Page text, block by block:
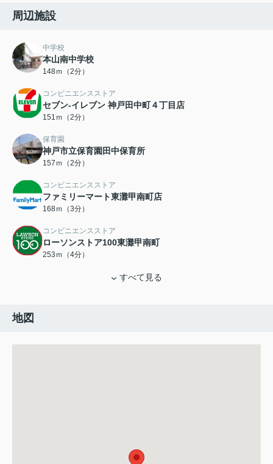
周辺施設
中学校
本山南中学校
148ｍ（2分）
コンビニエンスストア
セブン‐イレブン 神戸田中町４丁目店
151ｍ（2分）
保育園
神戸市立保育園田中保育所
157ｍ（2分）
コンビニエンスストア
ファミリーマート東灘甲南町店
168ｍ（3分）
コンビニエンスストア
ローソンストア100東灘甲南町
253ｍ（4分）
すべて見る
地図